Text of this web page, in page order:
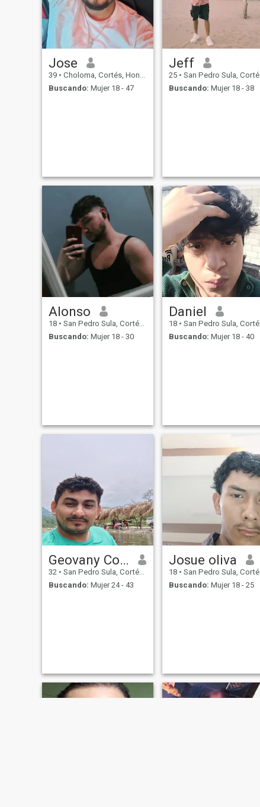
Jose
39 • Choloma, Cortés, Honduras
Buscando: Mujer 18 - 47
Jeff
25 • San Pedro Sula, Cortés, Honduras
Buscando: Mujer 18 - 38
Alonso
18 • San Pedro Sula, Cortés, Honduras
Buscando: Mujer 18 - 30
Daniel
18 • San Pedro Sula, Cortés, Honduras
Buscando: Mujer 18 - 40
Geovany Cortes
32 • San Pedro Sula, Cortés, Honduras
Buscando: Mujer 24 - 43
Josue oliva
18 • San Pedro Sula, Cortés, Honduras
Buscando: Mujer 18 - 25